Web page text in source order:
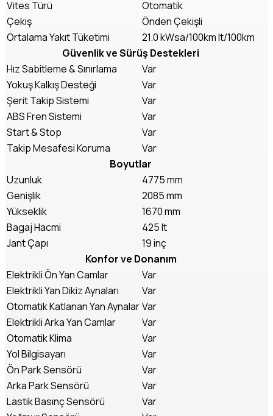
Vites Türü
Otomatik
Çekiş
Önden Çekişli
Ortalama Yakıt Tüketimi
21.0 kWsa/100km lt/100km
Güvenlik ve Sürüş Destekleri
Hız Sabitleme & Sınırlama
Var
Yokuş Kalkış Desteği
Var
Şerit Takip Sistemi
Var
ABS Fren Sistemi
Var
Start & Stop
Var
Takip Mesafesi Koruma
Var
Boyutlar
Uzunluk
4775 mm
Genişlik
2085 mm
Yükseklik
1670 mm
Bagaj Hacmi
425 lt
Jant Çapı
19 inç
Konfor ve Donanım
Elektrikli Ön Yan Camlar
Var
Elektrikli Yan Dikiz Aynaları
Var
Otomatik Katlanan Yan AynalarVar
Elektrikli Arka Yan Camlar
Var
Otomatik Klima
Var
Yol Bilgisayarı
Var
Ön Park Sensörü
Var
Arka Park Sensörü
Var
Lastik Basınç Sensörü
Var